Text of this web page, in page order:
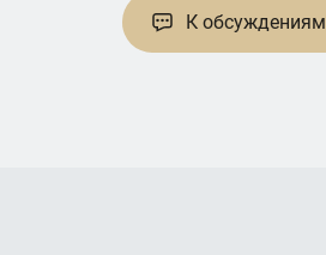
К обсуждениям